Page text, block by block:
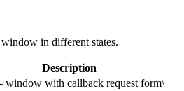
in different states.
Description
- window with callback request form\